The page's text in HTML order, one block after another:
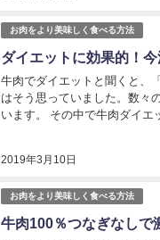
お肉をより美味しく食べる方法
ダイエットに効果的！
2019年3月10日
牛肉でダイエットと聞くと、
はそう思っていました。数々
います。 その中で牛肉ダイエ
お肉をより美味しく食べる方法
牛肉100％つなぎなしで